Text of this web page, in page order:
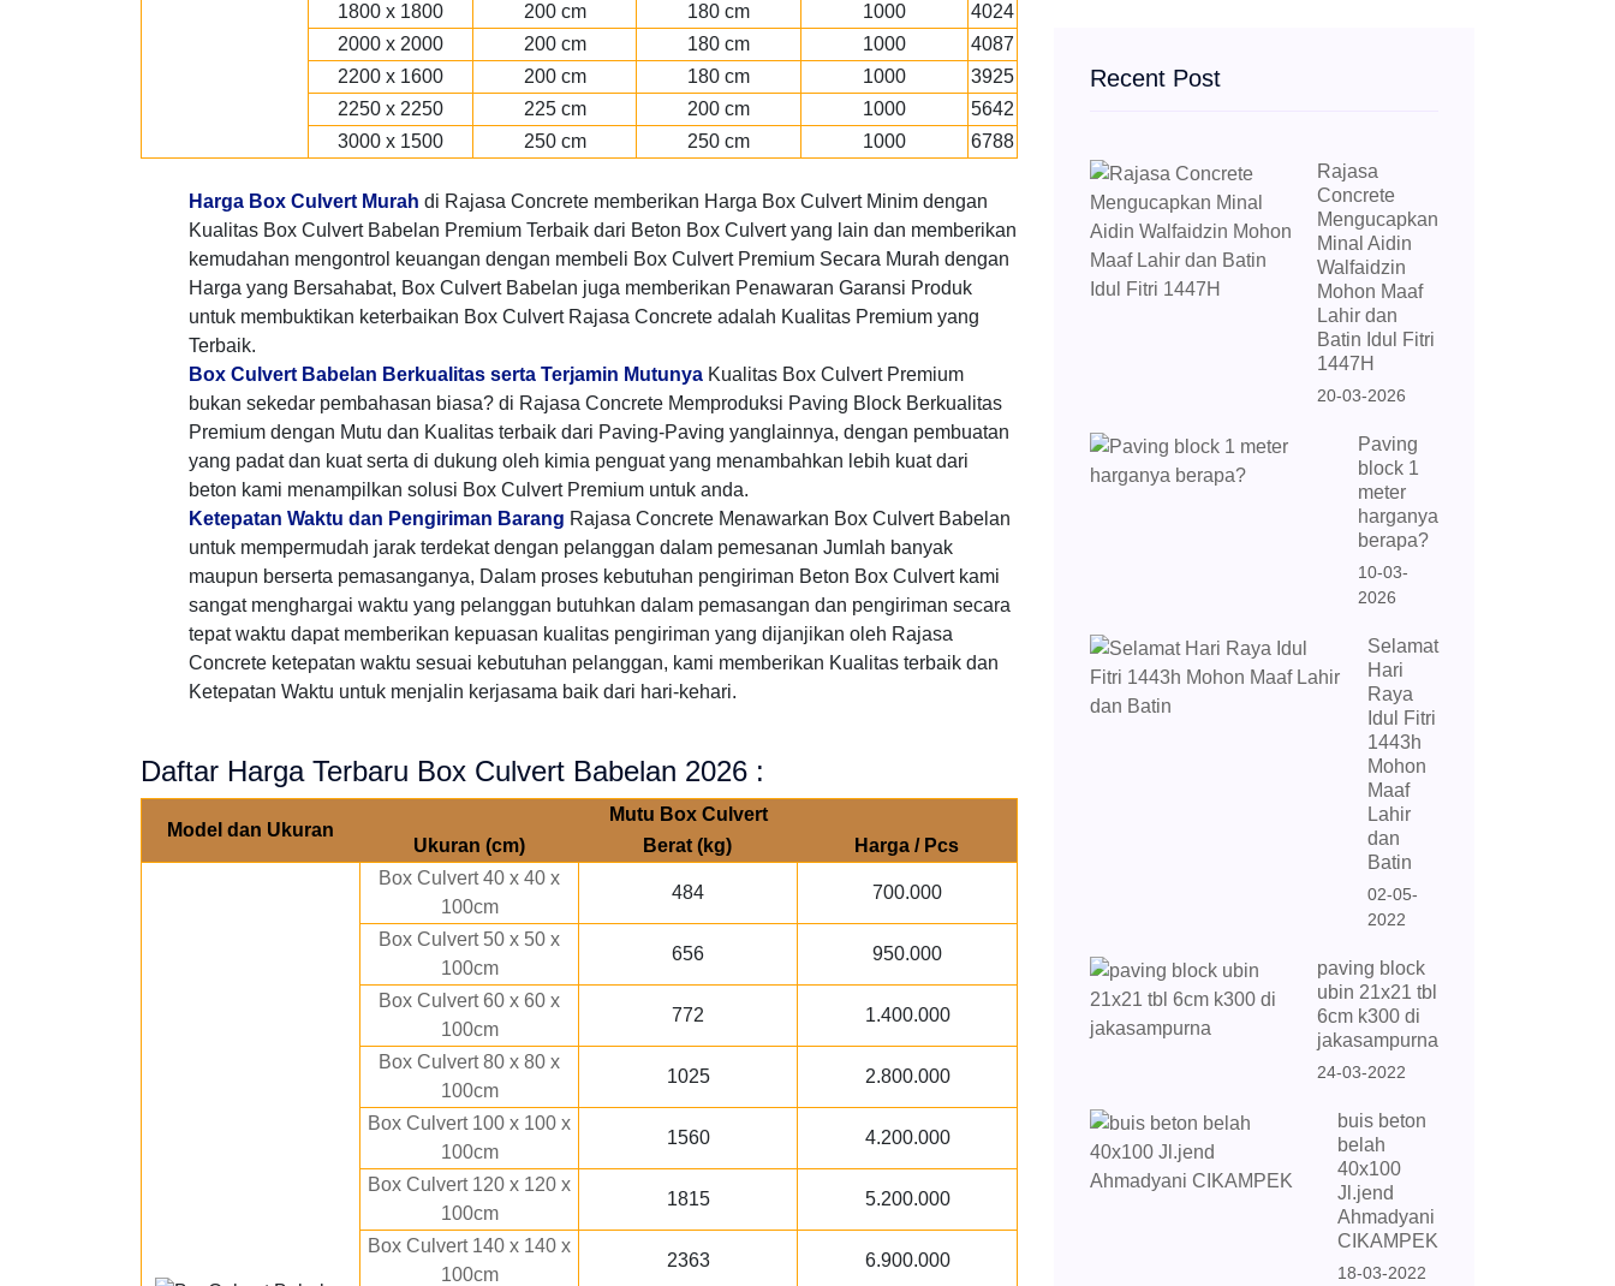
1800 x 1800
200 cm 180 cm 1000
4024
2000 x 2000
200 cm 180 cm 1000
4087
2200 x 1600
200 cm 180 cm 1000
3925
2250 x 2250
225 cm 200 cm 1000
5642
3000 x 1500
250 cm 250 cm 1000 6788
Harga Box Culvert Murah di Rajasa Concrete memberikan Harga Box Culvert Minim dengan
Kualitas Box Culvert Babelan Premium Terbaik dari Beton Box Culvert yang lain dan memberikan
kemudahan mengontrol keuangan dengan membeli Box Culvert Premium Secara Murah dengan
Harga yang Bersahabat, Box Culvert Babelan juga memberikan Penawaran Garansi Produk
untuk membuktikan keterbaikan Box Culvert Rajasa Concrete adalah Kualitas Premium yang
Terbaik.
Box Culvert Babelan Berkualitas serta Terjamin Mutunya Kualitas Box Culvert Premium
bukan sekedar pembahasan biasa? di Rajasa Concrete Memproduksi Paving Block Berkualitas
Premium dengan Mutu dan Kualitas terbaik dari Paving-Paving yanglainnya, dengan pembuatan
yang padat dan kuat serta di dukung oleh kimia penguat yang menambahkan lebih kuat dari
beton kami menampilkan solusi Box Culvert Premium untuk anda.
Ketepatan Waktu dan Pengiriman Barang Rajasa Concrete Menawarkan Box Culvert Babelan
untuk mempermudah jarak terdekat dengan pelanggan dalam pemesanan Jumlah banyak
maupun berserta pemasanganya, Dalam proses kebutuhan pengiriman Beton Box Culvert kami
sangat menghargai waktu yang pelanggan butuhkan dalam pemasangan dan pengiriman secara
tepat waktu dapat memberikan kepuasan kualitas pengiriman yang dijanjikan oleh Rajasa
Concrete ketepatan waktu sesuai kebutuhan pelanggan, kami memberikan Kualitas terbaik dan
Ketepatan Waktu untuk menjalin kerjasama baik dari hari-kehari.
Daftar Harga Terbaru Box Culvert Babelan 2026 :
Model dan Ukuran
Mutu Box Culvert
Ukuran (cm)
Berat (kg)
Harga / Pcs
Box Culvert 40 x 40 x
100cm
484 700.000
Box Culvert 50 x 50 x
100cm
656 950.000
Box Culvert 60 x 60 x
100cm
772 1.400.000
Box Culvert 80 x 80 x
100cm
1025 2.800.000
Box Culvert 100 x 100 x
100cm
1560 4.200.000
Box Culvert 120 x 120 x
100cm
1815 5.200.000
Box Culvert 140 x 140 x
100cm
2363 6.900.000
Recent Post
Rajasa
Concrete
Mengucapkan
Minal Aidin
Walfaidzin
Mohon Maaf
Lahir dan
Batin Idul Fitri
1447H
20-03-2026
Paving
block 1
meter
harganya
berapa?
10-03-
2026
Selamat
Hari
Raya
Idul Fitri
1443h
Mohon
Maaf
Lahir
dan
Batin
02-05-
2022
paving block
ubin 21x21 tbl
6cm k300 di
jakasampurna
24-03-2022
buis beton
belah
40x100
Jl.jend
Ahmadyani
CIKAMPEK
18-03-2022